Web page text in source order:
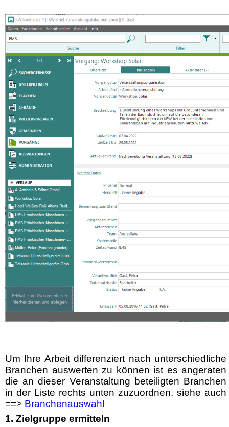
Um Ihre Arbeit differenziert nach unterschiedliche
Branchen auswerten zu können ist es angeraten
die an dieser Veranstaltung beteiligten Branchen
in der Liste rechts unten zuzuordnen. siehe auch
==> Branchenauswahl
1. Zielgruppe ermitteln